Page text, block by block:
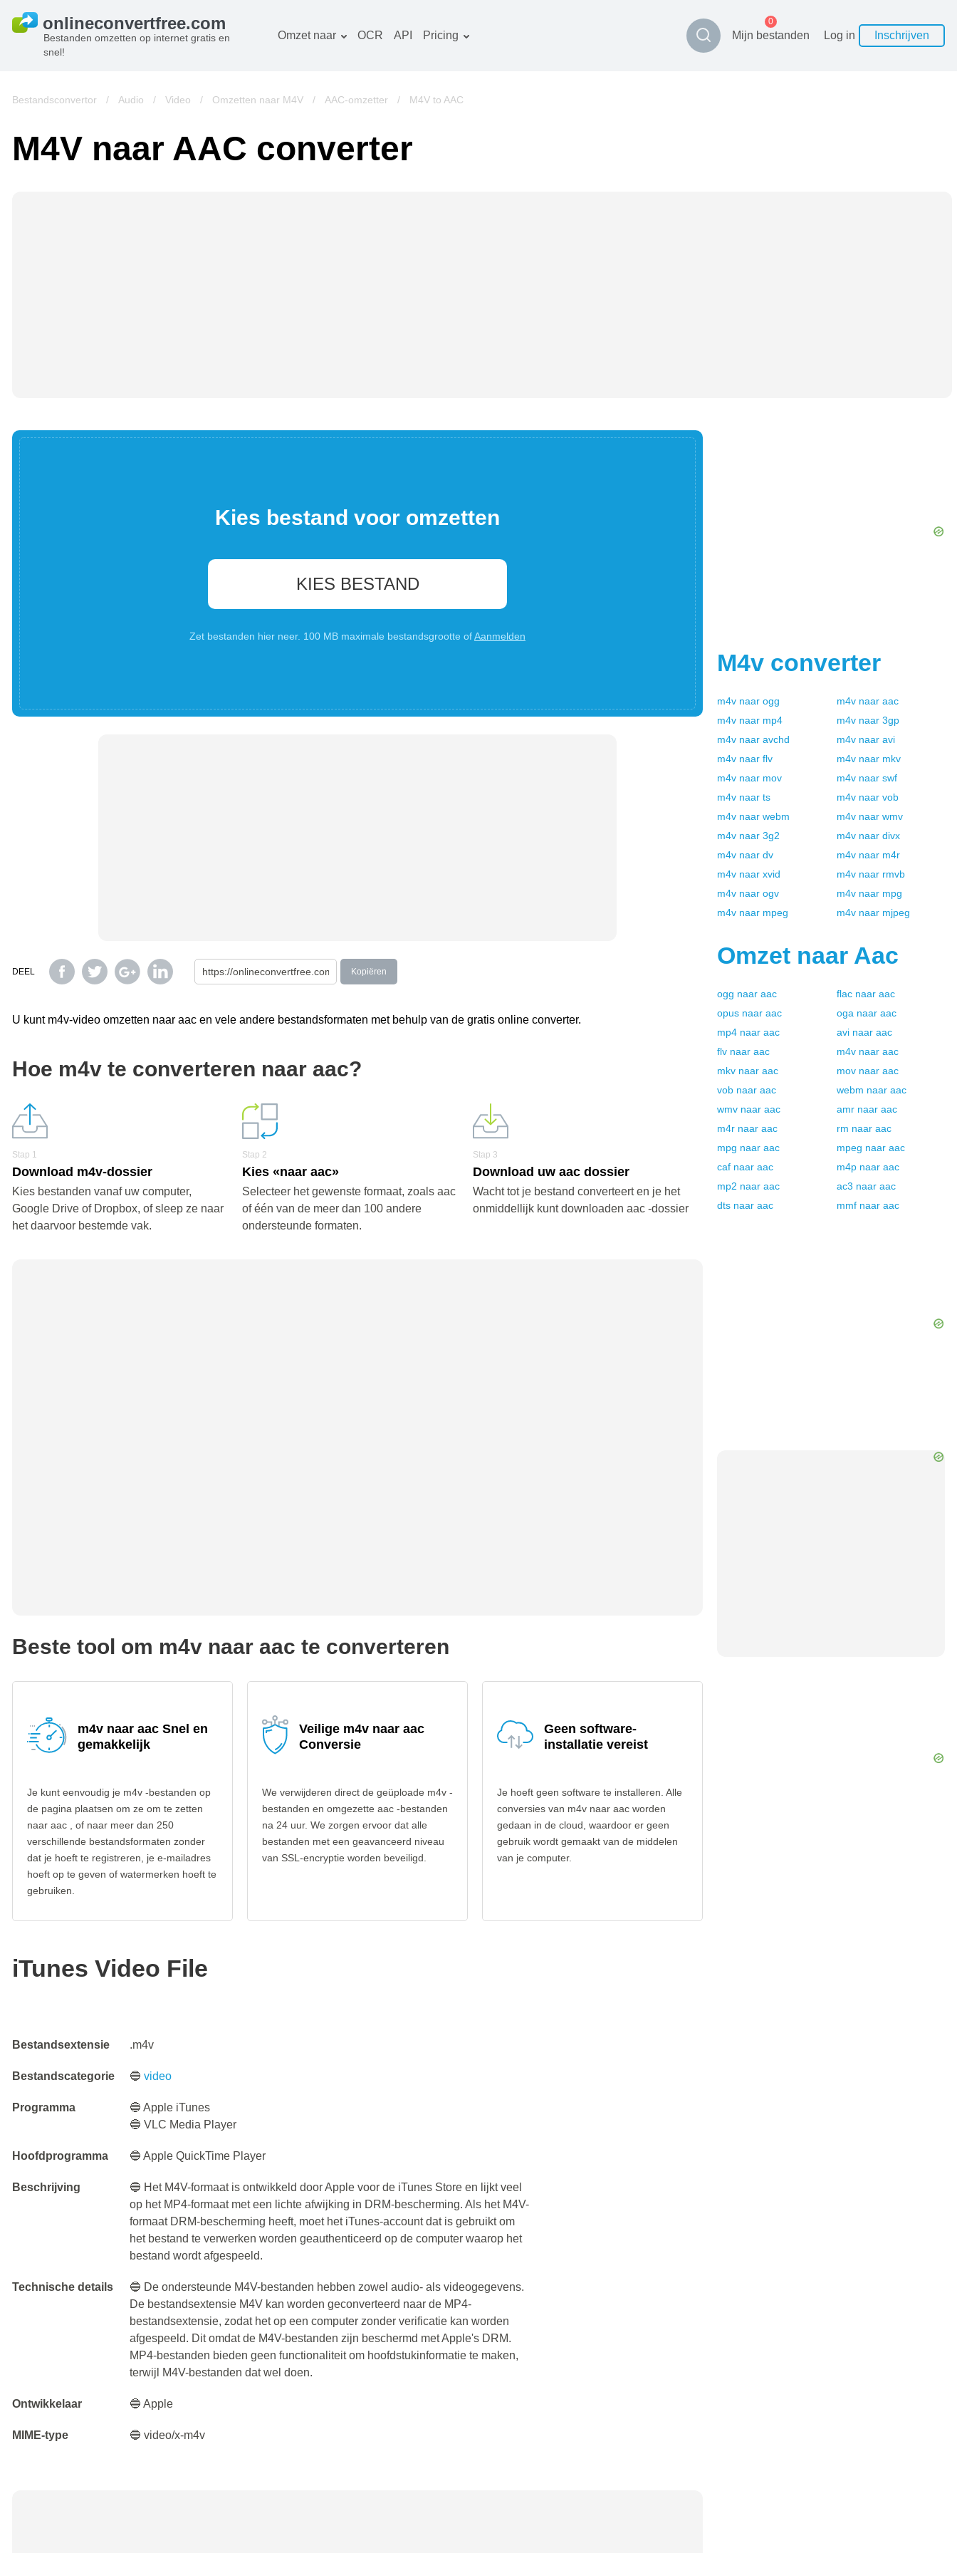
Bestanden omzetten op internet gratis en
snel!
Omzet naar
Beeld converter
Boeken converter
OCR API Pricing Mijn bestanden
0
Log in Inschrijven
Bestandsconvertor / Audio / Video / Omzetten naar M4V / AAC-omzetter / M4V to AAC
M4V naar AAC converter
Kies bestand voor omzetten
KIES BESTAND
Zet bestanden hier neer. 100 MB maximale bestandsgrootte ofAanmelden
DEEL Kopiëren
U kunt m4v-video omzetten naar aac en vele andere bestandsformaten met behulp van de gratis online converter.
Hoe m4v te converteren naar aac?
Stap 1
Download m4v-dossier
Kies bestanden vanaf uw computer,
Google Drive of Dropbox, of sleep ze naar
het daarvoor bestemde vak.
Stap 2
Kies «naar aac»
Selecteer het gewenste formaat, zoals aac
of één van de meer dan 100 andere
ondersteunde formaten.
Stap 3
Download uw aac dossier
Wacht tot je bestand converteert en je het
onmiddellijk kunt downloaden aac -dossier
Beste tool om m4v naar aac te converteren
m4v naar aac Snel en
gemakkelijk
Je kunt eenvoudig je m4v -bestanden op
de pagina plaatsen om ze om te zetten
naar aac , of naar meer dan 250
verschillende bestandsformaten zonder
dat je hoeft te registreren, je e-mailadres
hoeft op te geven of watermerken hoeft te
gebruiken.
Veilige m4v naar aac
Conversie
We verwijderen direct de geüploade m4v -
bestanden en omgezette aac -bestanden
na 24 uur. We zorgen ervoor dat alle
bestanden met een geavanceerd niveau
van SSL-encryptie worden beveiligd.
Geen software-
installatie vereist
Je hoeft geen software te installeren. Alle
conversies van m4v naar aac worden
gedaan in de cloud, waardoor er geen
gebruik wordt gemaakt van de middelen
van je computer.
iTunes Video File
Bestandsextensie .m4v
Bestandscategorie 🔵video
Programma
🔵 Apple iTunes
🔵 VLC Media Player
Hoofdprogramma 🔵 Apple QuickTime Player
Beschrijving
🔵 Het M4V-formaat is ontwikkeld door Apple voor de iTunes Store en lijkt veel
op het MP4-formaat met een lichte afwijking in DRM-bescherming. Als het M4V-
formaat DRM-bescherming heeft, moet het iTunes-account dat is gebruikt om
het bestand te verwerken worden geauthenticeerd op de computer waarop het
bestand wordt afgespeeld.
Technische details
🔵 De ondersteunde M4V-bestanden hebben zowel audio- als videogegevens.
De bestandsextensie M4V kan worden geconverteerd naar de MP4-
bestandsextensie, zodat het op een computer zonder verificatie kan worden
afgespeeld. Dit omdat de M4V-bestanden zijn beschermd met Apple's DRM.
MP4-bestanden bieden geen functionaliteit om hoofdstukinformatie te maken,
terwijl M4V-bestanden dat wel doen.
Ontwikkelaar 🔵 Apple
MIME-type 🔵 video/x-m4v
M4v converter
m4v naar ogg m4v naar aac
m4v naar mp4 m4v naar 3gp
m4v naar avchd m4v naar avi
m4v naar flv m4v naar mkv
m4v naar mov m4v naar swf
m4v naar ts m4v naar vob
m4v naar webm m4v naar wmv
m4v naar 3g2 m4v naar divx
m4v naar dv m4v naar m4r
m4v naar xvid m4v naar rmvb
m4v naar ogv m4v naar mpg
m4v naar mpeg m4v naar mjpeg
Omzet naar Aac
ogg naar aac flac naar aac
opus naar aac oga naar aac
mp4 naar aac avi naar aac
flv naar aac m4v naar aac
mkv naar aac mov naar aac
vob naar aac webm naar aac
wmv naar aac amr naar aac
m4r naar aac rm naar aac
mpg naar aac mpeg naar aac
caf naar aac m4p naar aac
mp2 naar aac ac3 naar aac
dts naar aac mmf naar aac